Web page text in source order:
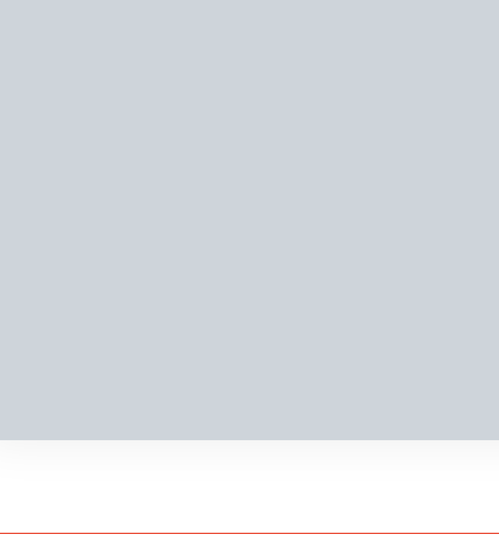
un comentario
DE CORREO ELECTRÓNICO NO SERÁ PUBLICADA.
LOS